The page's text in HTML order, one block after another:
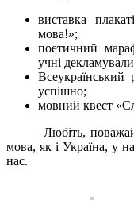
виставка
мова!»;
поетичний
учні
Всеукраїнський
успішно;
мовний квест
Любіть,
мова, як і Україна, у
нас.